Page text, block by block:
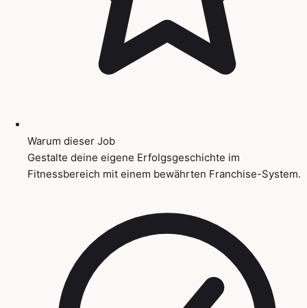
Warum dieser Job
Gestalte deine eigene Erfolgsgeschichte im
Fitnessbereich mit einem bewährten Franchise-System.